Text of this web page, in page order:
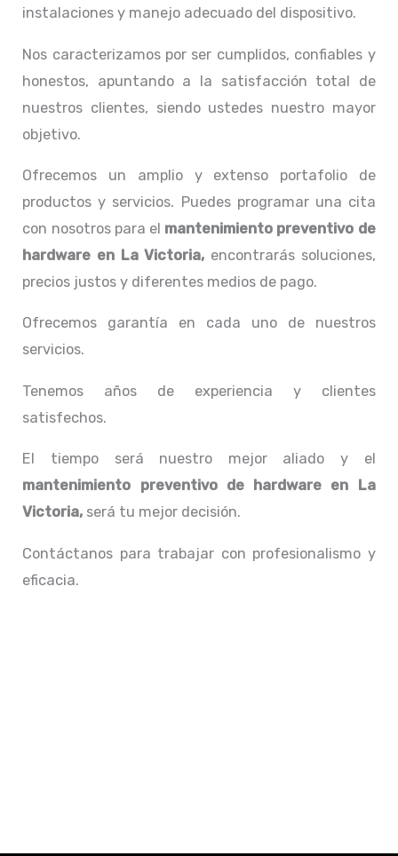
instalaciones y manejo adecuado del dispositivo.
Nos caracterizamos por ser cumplidos, confiables y
honestos, apuntando a la satisfacción total de
nuestros clientes, siendo ustedes nuestro mayor
objetivo.
Ofrecemos un amplio y extenso portafolio de
productos y servicios. Puedes programar una cita
con nosotros para el mantenimiento preventivo de
hardware en La Victoria, encontrarás soluciones,
precios justos y diferentes medios de pago.
Ofrecemos garantía en cada uno de nuestros
servicios.
Tenemos años de experiencia y clientes
satisfechos.
El tiempo será nuestro mejor aliado y el
mantenimiento preventivo de hardware en La
Victoria, será tu mejor decisión.
Contáctanos para trabajar con profesionalismo y
eficacia.